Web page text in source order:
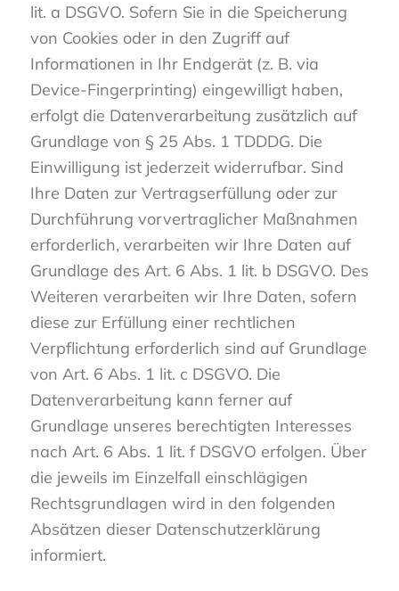
lit. a DSGVO. Sofern Sie in die Speicherung
von Cookies oder in den Zugriff auf
Informationen in Ihr Endgerät (z. B. via
Device-Fingerprinting) eingewilligt haben,
erfolgt die Datenverarbeitung zusätzlich auf
Grundlage von § 25 Abs. 1 TDDDG. Die
Einwilligung ist jederzeit widerrufbar. Sind
Ihre Daten zur Vertragserfüllung oder zur
Durchführung vorvertraglicher Maßnahmen
erforderlich, verarbeiten wir Ihre Daten auf
Grundlage des Art. 6 Abs. 1 lit. b DSGVO. Des
Weiteren verarbeiten wir Ihre Daten, sofern
diese zur Erfüllung einer rechtlichen
Verpflichtung erforderlich sind auf Grundlage
von Art. 6 Abs. 1 lit. c DSGVO. Die
Datenverarbeitung kann ferner auf
Grundlage unseres berechtigten Interesses
nach Art. 6 Abs. 1 lit. f DSGVO erfolgen. Über
die jeweils im Einzelfall einschlägigen
Rechtsgrundlagen wird in den folgenden
Absätzen dieser Datenschutzerklärung
informiert.